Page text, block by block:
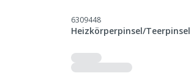
6309448
Heizkörperpinsel/Teerpinsel